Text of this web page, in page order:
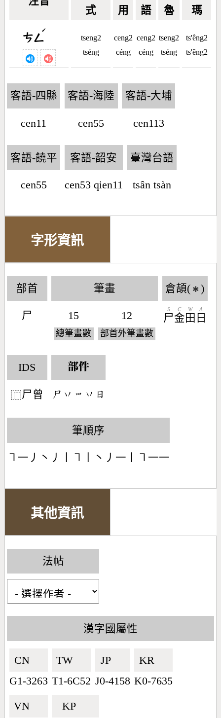
式 用 語 魯 瑪
ㄘㄥ
ˊ
tseng2
tséng
ceng2
céng
ceng2
céng
tseng2
tséng
ts'êng2
ts'êng2
客語-四縣
cen11
客語-海陸
cen55
客語-大埔
cen113
客語-饒平
cen55
客語-韶安
cen53 qien11
臺灣台語
tsân tsàn
字形資訊
部首
尸
筆畫
15
總筆畫數
12
部首外筆畫數
倉頡( ✱ )
尸
S
金
C
田
W
日
A
IDS
⿸尸曾
部件
󶂍󶁅󶃖󶁅󶃐
筆順序
㇕一丿丶丿丨㇕丨丶丿一丨㇕一一
其他資訊
法帖
漢字國屬性
CN🇨🇳
G1-3263
TW🇹🇼
T1-6C52
JP🇯🇵
J0-4158
KR🇰🇷
K0-7635
VN🇻🇳
KP🇰🇵